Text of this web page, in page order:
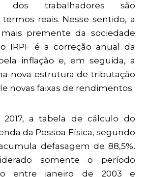
dos trabalhadores são
reais. Nesse sentido, a
mais premente da sociedade
IRPF é a correção anual da
inflação e, em seguida, a
nova estrutura de tributação
novas faixas de rendimentos.
2017, a tabela de cálculo do
da Pessoa Física, segundo
defasagem de 88,5%.
somente o período
entre janeiro de 2003 e